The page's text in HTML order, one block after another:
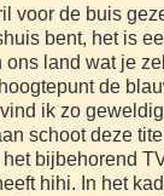
voor de buis
bent, het is
land wat je
de
ik zo
schoot deze
bijbehorend
hihi. In het